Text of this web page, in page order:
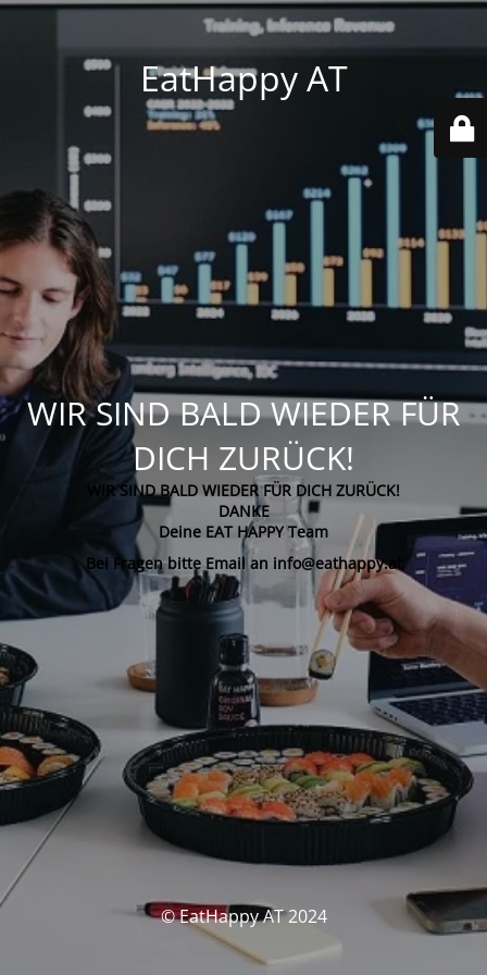
EatHappy AT
WIR SIND BALD WIEDER FÜR
DICH ZURÜCK!
WIR SIND BALD WIEDER FÜR DICH ZURÜCK!
DANKE
Deine EAT HAPPY Team
Bei Fragen bitte Email an info@eathappy.at
© EatHappy AT 2024